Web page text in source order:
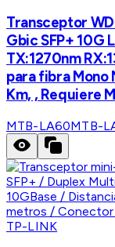
Transceptor
Gbic SFP+ 10G
TX:1270nm
para fibra Mono
Km, , Requiere
MTB-LA60MTB-
TP-LINK